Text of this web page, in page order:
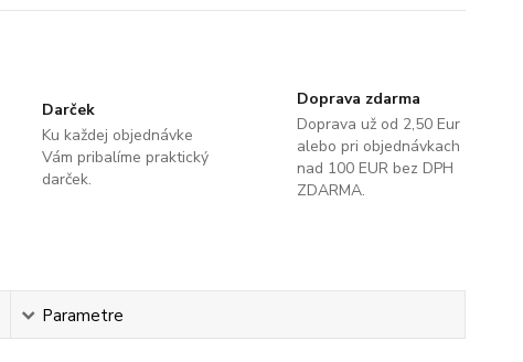
Darček
Ku každej objednávke
Vám pribalíme praktický
darček.
Doprava zdarma
Doprava už od 2,50 Eur
alebo pri objednávkach
nad 100 EUR bez DPH
ZDARMA.
Parametre